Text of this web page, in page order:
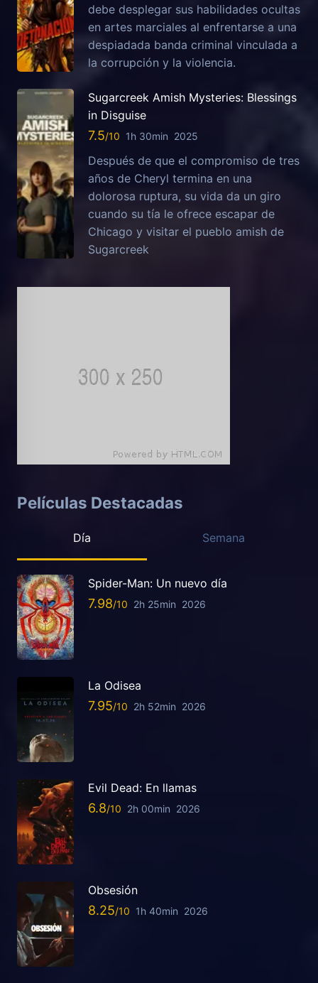
debe desplegar sus habilidades ocultas
en artes marciales al enfrentarse a una
despiadada banda criminal vinculada a
la corrupción y la violencia.
Sugarcreek Amish Mysteries: Blessings
in Disguise
7.5 1h 30min 2025
Después de que el compromiso de tres
años de Cheryl termina en una
dolorosa ruptura, su vida da un giro
cuando su tía le ofrece escapar de
Chicago y visitar el pueblo amish de
Sugarcreek
Películas Destacadas
Día Semana
Spider-Man: Un nuevo día
7.98 2h 25min 2026
La Odisea
7.95 2h 52min 2026
Evil Dead: En llamas
6.8 2h 00min 2026
Obsesión
8.25 1h 40min 2026